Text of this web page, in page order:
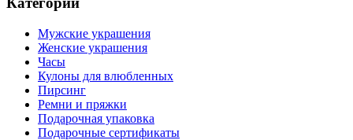
Мужские украшения
Женские украшения
Часы
Кулоны для влюбленных
Пирсинг
Ремни и пряжки
Подарочная упаковка
Подарочные сертификаты